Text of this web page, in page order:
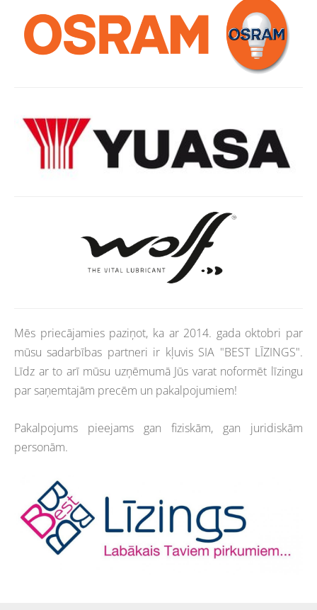
Mēs priecājamies paziņot, ka ar 2014. gada oktobri par
mūsu sadarbības partneri ir kļuvis SIA "BEST LĪZINGS".
Līdz ar to arī mūsu uzņēmumā Jūs varat noformēt līzingu
par saņemtajām precēm un pakalpojumiem!
Pakalpojums pieejams gan fiziskām, gan juridiskām
personām.